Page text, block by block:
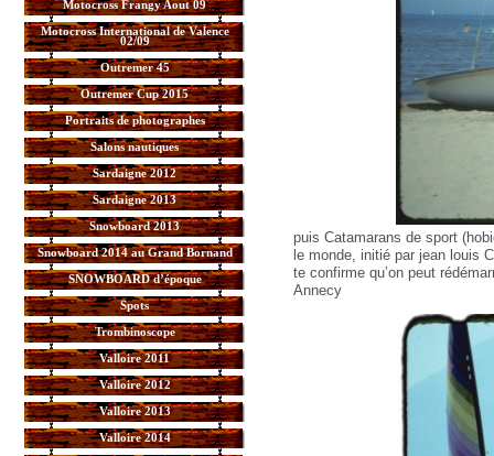
Motocross Frangy Aout 09
Motocross International de Valence
02/09
Outremer 45
Outremer Cup 2015
Portraits de photographes
Salons nautiques
Sardaigne 2012
Sardaigne 2013
Snowboard 2013
Snowboard 2014 au Grand Bornand
SNOWBOARD d’époque
Spots
Trombinoscope
Valloire 2011
Valloire 2012
Valloire 2013
Valloire 2014
puis Catamarans de sport
le monde, initié par jean louis
te confirme qu’on peut
Annecy